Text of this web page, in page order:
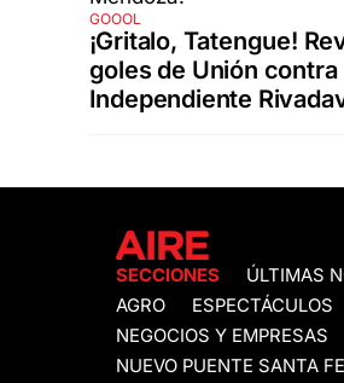
GOOOL
¡Gritalo, Tatengue!
goles de Unión contra
Independiente
SECCIONES ÚLTIMAS
AGRO
ESPECTÁCULOS
NEGOCIOS Y EMPRESAS
NUEVO PUENTE SANTA